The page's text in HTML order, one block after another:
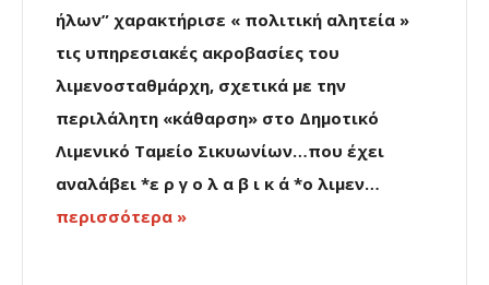
ήλων” χαρακτήρισε « πολιτική αλητεία »
τις υπηρεσιακές ακροβασίες του
λιμενοσταθμάρχη, σχετικά με την
περιλάλητη «κάθαρση» στο Δημοτικό
Λιμενικό Ταμείο Σικυωνίων…που έχει
αναλάβει *ε ρ γ ο λ α β ι κ ά *ο λιμεν…
περισσότερα »